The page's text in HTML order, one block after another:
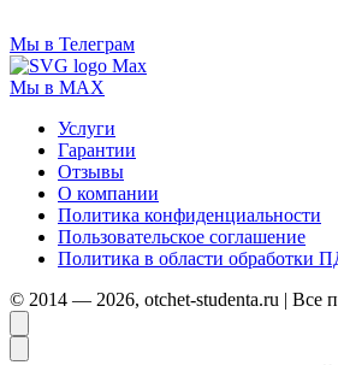
Мы в Телеграм
Мы в MAX
Услуги
Гарантии
Отзывы
О компании
Политика конфиденциальности
Пользовательское соглашение
Политика в области обработки
© 2014 — 2026, otchet-studenta.ru | Все